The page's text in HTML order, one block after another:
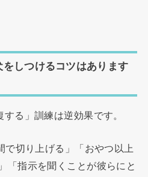
しつけるコツはあります
る」訓練は逆効果です。
で切り上げる」「おやつ以上
「指示を聞くことが彼らにと